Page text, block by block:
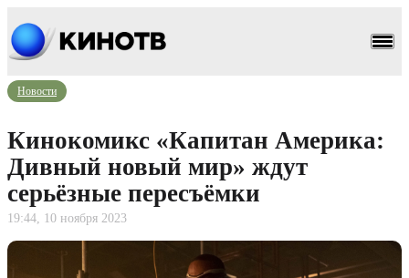
Новости
Кинокомикс «Капитан Америка:
Дивный новый мир» ждут
серьёзные пересъёмки
19:44, 10 ноября 2023